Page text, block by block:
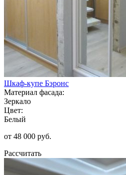
Шкаф-купе Бэронс
Материал фасада:
Зеркало
Цвет:
Белый
от 48 000 руб.
Рассчитать